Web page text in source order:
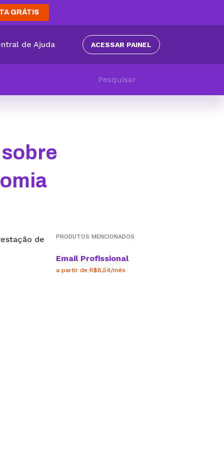
GRÁTIS
de Ajuda ACESSAR PAINEL
PRODUTOS MENCIONADOS
Email Profissional
a partir de R$8,54/mês